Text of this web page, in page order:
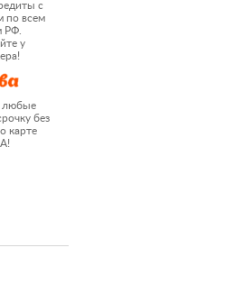
с
по всем
РФ.
у
любые
без
карте